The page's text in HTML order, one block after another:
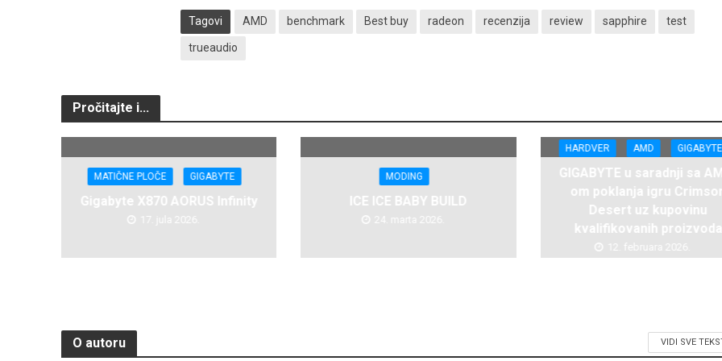
Tagovi AMD benchmark Best buy radeon recenzija review sapphire test
trueaudio
Pročitajte i...
MATIČNE PLOČE GIGABYTE
Gigabyte X870 AORUS Infinity
17. jula 2026.
MODING
ICE ICE BABY BUILD
24. marta 2026.
HARDVER AMD GIGABYTE
GIGABYTE u saradnji sa
om poklanja igru
Desert uz kupovinu
kvalifikovanih proizvoda
12. februara 2026.
O autoru VIDI SVE